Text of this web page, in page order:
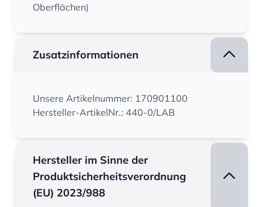
Oberflächen)
Zusatzinformationen
Unsere Artikelnummer: 170901100
Hersteller-ArtikelNr.: 440-0/LAB
Hersteller im Sinne der
Produktsicherheitsverordnung
(EU) 2023/988